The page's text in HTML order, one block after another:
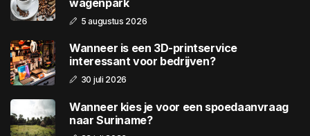
wagenpark
5 augustus 2026
Wanneer is een 3D-printservice
interessant voor bedrijven?
30 juli 2026
Wanneer kies je voor een spoedaanvraag
naar Suriname?